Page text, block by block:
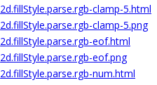
2d.fillStyle.parse.rgb-clamp-5.html
2d.fillStyle.parse.rgb-clamp-5.png
2d.fillStyle.parse.rgb-eof.html
2d.fillStyle.parse.rgb-eof.png
2d.fillStyle.parse.rgb-num.html